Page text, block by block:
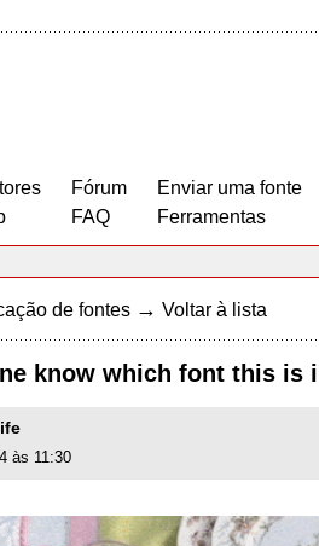
Fórum
FAQ
Enviar uma fonte
Ferramentas
de fontes → Voltar à lista
know which font this is
às 11:30